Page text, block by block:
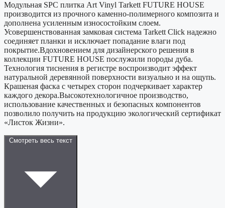
Модульная SPC плитка Art Vinyl Tarkett FUTURE HOUSE
производится из прочного каменно-полимерного композита и
дополнена усиленным износостойким слоем.
Усовершенствованная замковая система Tarkett Click надежно
соединяет планки и исключает попадание влаги под
покрытие.Вдохновением для дизайнерского решения в
коллекции FUTURE HOUSE послужили породы дуба.
Технология тиснения в регистре воспроизводит эффект
натуральной деревянной поверхности визуально и на ощупь.
Крашеная фаска с четырех сторон подчеркивает характер
каждого декора.Высокотехнологичное производство,
использование качественных и безопасных компонентов
позволило получить на продукцию экологический сертификат
«Листок Жизни».
Смотреть весь текст